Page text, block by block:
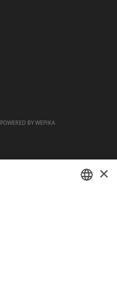
POWERED BYWEPIKA
×